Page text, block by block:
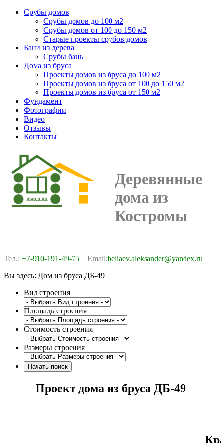
Срубы домов
Срубы домов до 100 м2
Срубы домов от 100 до 150 м2
Старые проекты срубов домов
Бани из дерева
Срубы бань
Дома из бруса
Проекты домов из бруса до 100 м2
Проекты домов из бруса от 100 до 150 м2
Проекты домов из бруса от 150 м2
Фундамент
Фотографии
Видео
Отзывы
Контакты
Деревянные
дома из
Костромы
Тел.: +7-910-191-49-75 Email:beliaev.aleksander@yandex.ru
Вы здесь: Дом из бруса ДБ-49
Вид строения
Площадь строения
Стоимость строения
Размеры строения
Проект дома из бруса ДБ-49